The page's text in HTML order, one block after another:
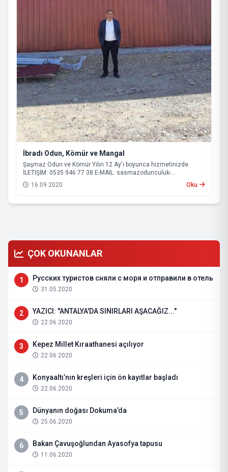
İbradı Odun, Kömür ve Mangal
Şaşmaz Odun ve Kömür Yılın 12 Ay'ı boyunca hizmetinizde.
İLETİŞİM: 0535 946 77 38 E-MAİL: sasmazodunculuk-
serik@hotmail.com
16.09.2020 Oku
ÇOK OKUNANLAR
1 Русских туристов сняли с моря и отправили в отель
31.05.2020
2 YAZICI: "ANTALYA'DA SINIRLARI AŞACAĞIZ..."
22.06.2020
3 Kepez Millet Kıraathanesi açılıyor
22.06.2020
4 Konyaaltı’nın kreşleri için ön kayıtlar başladı
22.06.2020
5 Dünyanın doğası Dokuma’da
25.06.2020
6 Bakan Çavuşoğlundan Ayasofya tapusu
11.06.2020